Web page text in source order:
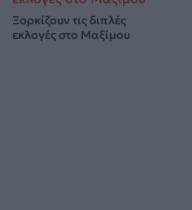
Ξορκίζουν τις διπλές
εκλογές στο Μαξίμου